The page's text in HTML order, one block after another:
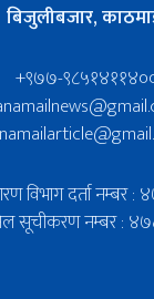
बिजुलीबजार,
+९७७-
विभाग दर्ता नम्बर
सूचीकरण नम्बर :